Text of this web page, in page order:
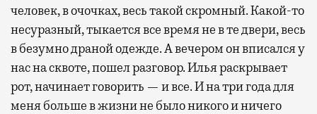
человек, в очочках, весь такой скромный. Какой-то
несуразный, тыкается все время не в те двери, весь
в безумно драной одежде. А вечером он вписался у
нас на сквоте, пошел разговор. Илья раскрывает
рот, начинает говорить — и все. И на три года для
меня больше в жизни не было никого и ничего